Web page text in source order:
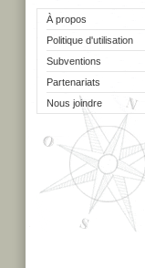
À propos
Politique d'utilisation
Subventions
Partenariats
Nous joindre